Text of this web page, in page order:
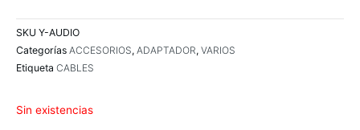
SKU Y-AUDIO
Categorías ACCESORIOS, ADAPTADOR, VARIOS
Etiqueta CABLES
Sin existencias